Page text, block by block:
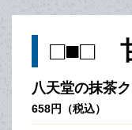
□■□
八天堂の抹茶
658円（税込）